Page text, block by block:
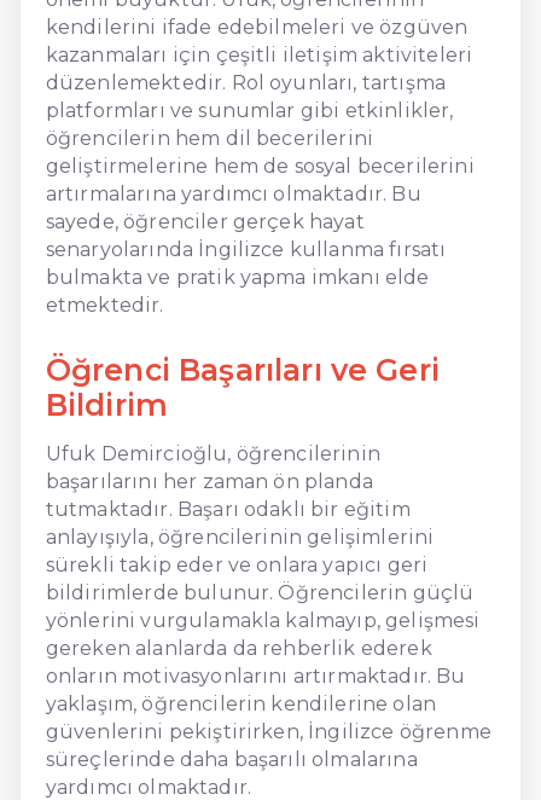
kendilerini ifade edebilmeleri ve özgüven
kazanmaları için çeşitli iletişim aktiviteleri
düzenlemektedir. Rol oyunları, tartışma
platformları ve sunumlar gibi etkinlikler,
öğrencilerin hem dil becerilerini
geliştirmelerine hem de sosyal becerilerini
artırmalarına yardımcı olmaktadır. Bu
sayede, öğrenciler gerçek hayat
senaryolarında İngilizce kullanma fırsatı
bulmakta ve pratik yapma imkanı elde
etmektedir.
Öğrenci Başarıları ve Geri
Bildirim
Ufuk Demircioğlu, öğrencilerinin
başarılarını her zaman ön planda
tutmaktadır. Başarı odaklı bir eğitim
anlayışıyla, öğrencilerinin gelişimlerini
sürekli takip eder ve onlara yapıcı geri
bildirimlerde bulunur. Öğrencilerin güçlü
yönlerini vurgulamakla kalmayıp, gelişmesi
gereken alanlarda da rehberlik ederek
onların motivasyonlarını artırmaktadır. Bu
yaklaşım, öğrencilerin kendilerine olan
güvenlerini pekiştirirken, İngilizce öğrenme
süreçlerinde daha başarılı olmalarına
yardımcı olmaktadır.